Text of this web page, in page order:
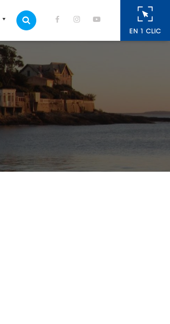
EN 1 CLIC
MOTEUR DE RECHERCHE